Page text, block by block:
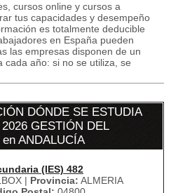
cursos online y cursos a
tus capacidades y desempeño
es totalmente deducible
en España pueden
las empresas disponen de un
cada año: si no se utiliza, se
DÓNDE SE ESTUDIA
GESTIÓN DEL
ANDALUCÍA
(IES) 482
| Provincia: ALMERIA